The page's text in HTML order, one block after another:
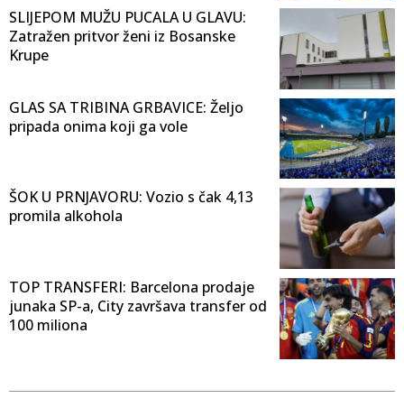
SLIJEPOM MUŽU PUCALA U GLAVU:
Zatražen pritvor ženi iz Bosanske
Krupe
GLAS SA TRIBINA GRBAVICE: Željo
pripada onima koji ga vole
ŠOK U PRNJAVORU: Vozio s čak 4,13
promila alkohola
TOP TRANSFERI: Barcelona prodaje
junaka SP-a, City završava transfer od
100 miliona